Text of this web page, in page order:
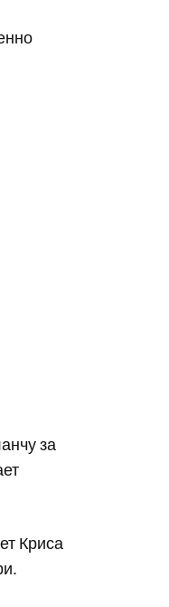
за
Криса